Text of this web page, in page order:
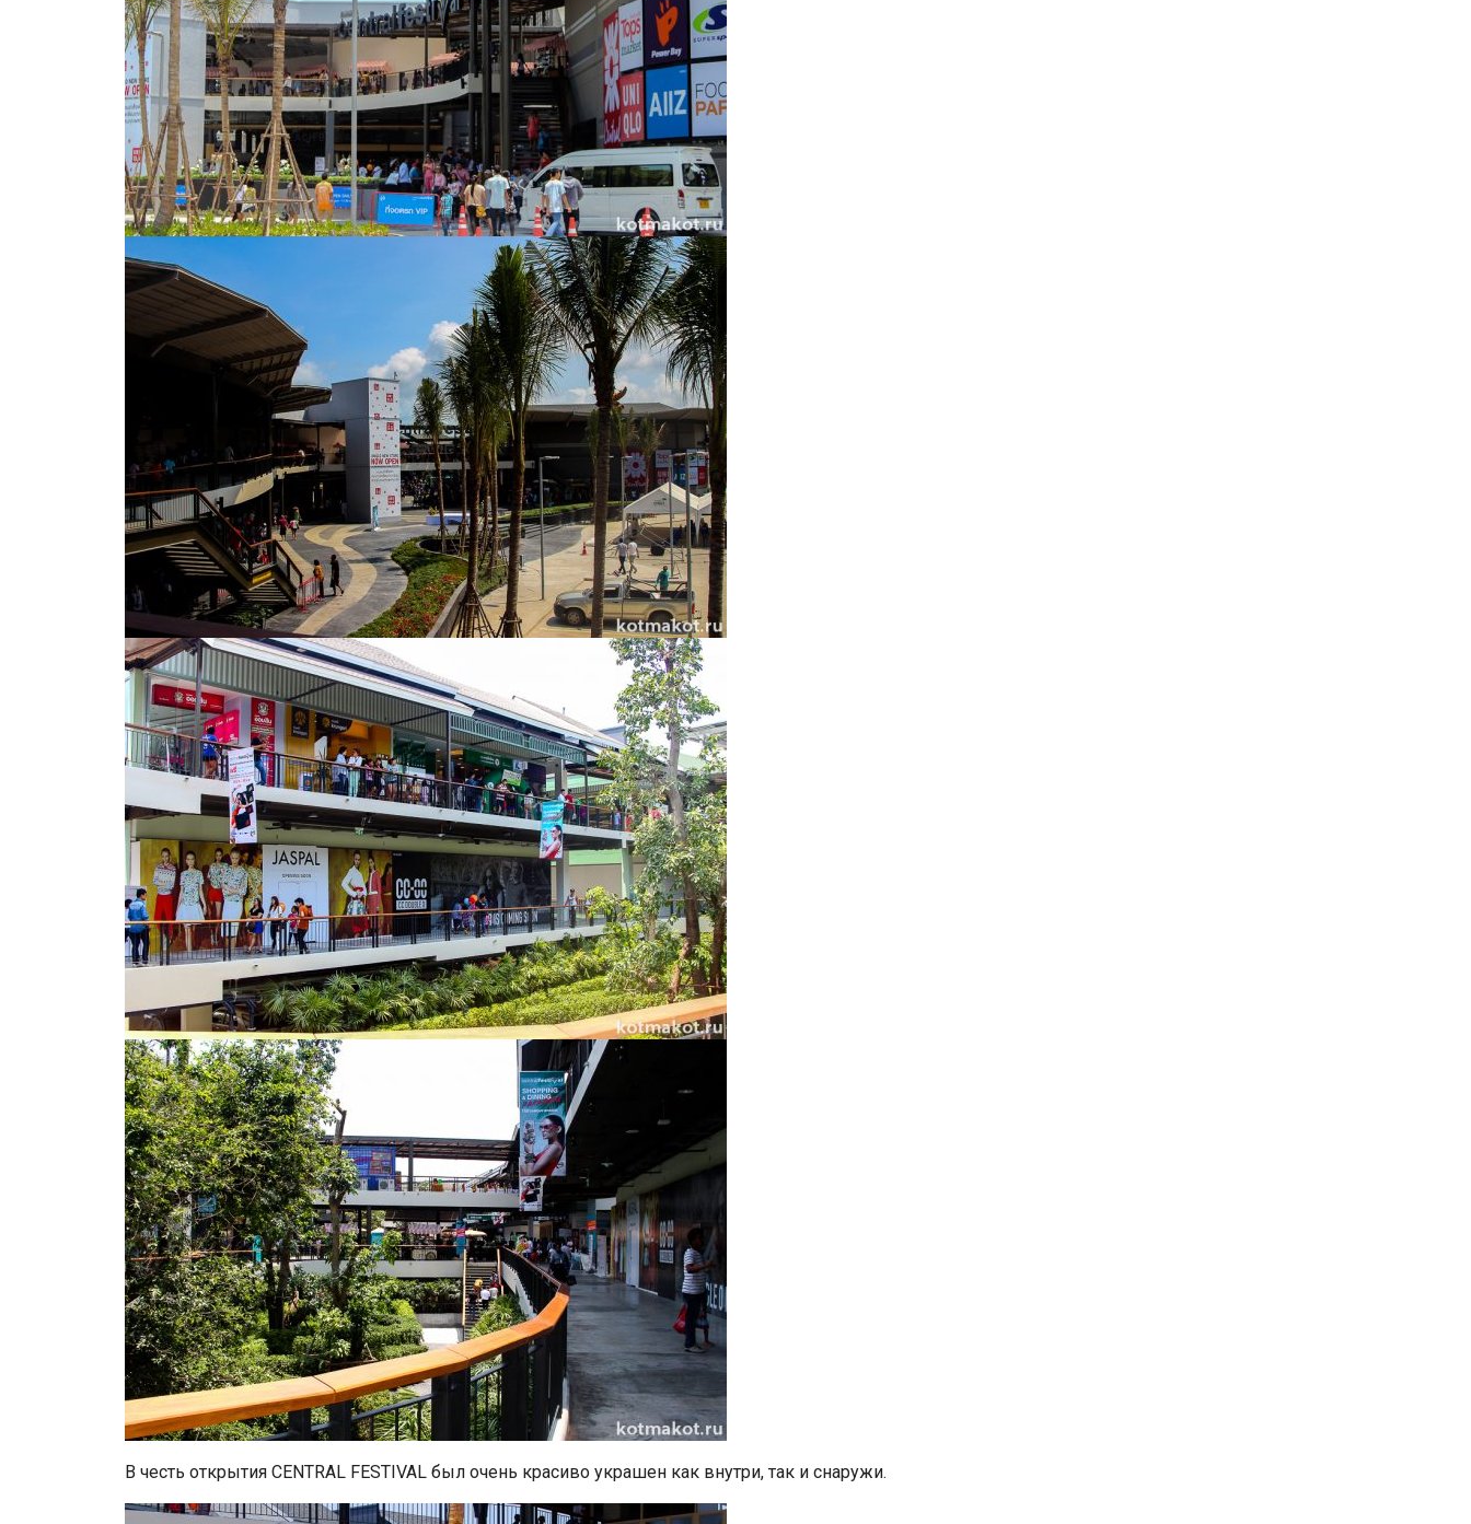
В честь открытия CENTRAL FESTIVAL был очень красиво украшен как внутри, так и снаружи.